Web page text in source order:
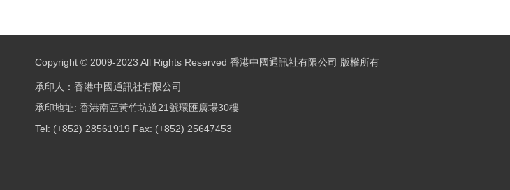
Copyright © 2009-2023 All Rights Reserved 香港中國通訊社有限公司 版權所有
承印人：香港中國通訊社有限公司
承印地址: 香港南區黃竹坑道21號環匯廣場30樓
Tel: (+852) 28561919 Fax: (+852) 25647453